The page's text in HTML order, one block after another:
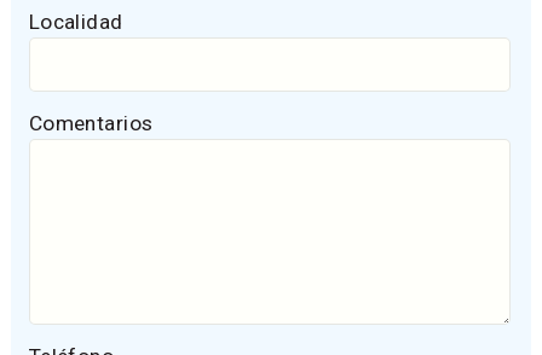
Localidad
Comentarios